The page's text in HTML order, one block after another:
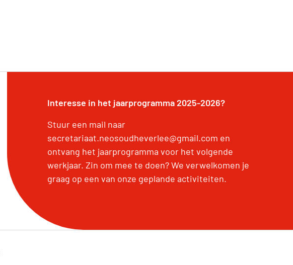
Interesse in het jaarprogramma 2025-2026?
Stuur een mail naar
secretariaat.neosoudheverlee@gmail.com en
ontvang het jaarprogramma voor het volgende
werkjaar. Zin om mee te doen? We verwelkomen je
graag op een van onze geplande activiteiten.